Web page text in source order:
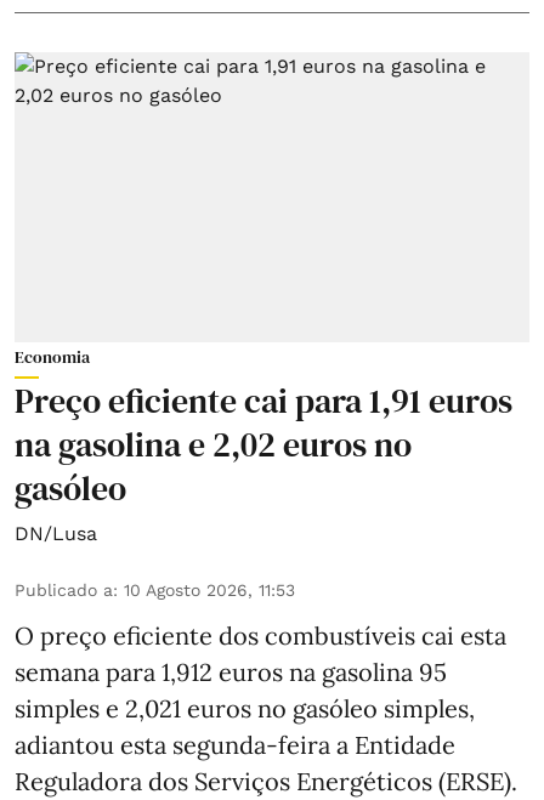
Economia
Preço eficiente cai para 1,91 euros
na gasolina e 2,02 euros no
gasóleo
DN/Lusa
Publicado a: 10 Agosto 2026, 11:53
O preço eficiente dos combustíveis cai esta
semana para 1,912 euros na gasolina 95
simples e 2,021 euros no gasóleo simples,
adiantou esta segunda-feira a Entidade
Reguladora dos Serviços Energéticos (ERSE).